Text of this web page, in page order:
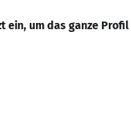
ein, um das ganze Profil